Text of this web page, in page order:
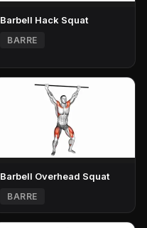
Barbell Hack Squat
BARRE
Barbell Overhead Squat
BARRE